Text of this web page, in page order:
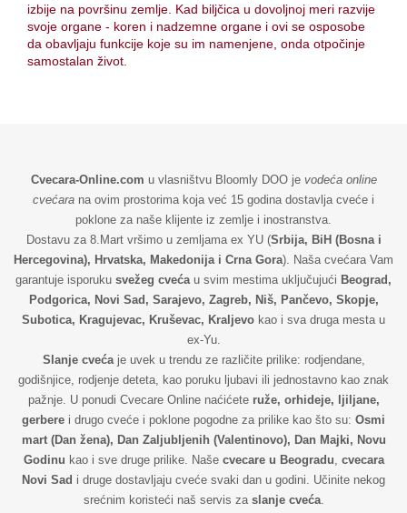
izbije na površinu zemlje. Kad biljčica u dovoljnoj meri razvije
svoje organe - koren i nadzemne organe i ovi se osposobe
da obavljaju funkcije koje su im namenjene, onda otpočinje
samostalan život.
Cvecara-Online.com u vlasništvu Bloomly DOO je vodeća online
cvećara na ovim prostorima koja već 15 godina dostavlja cveće i
poklone za naše klijente iz zemlje i inostranstva.
Dostavu za 8.Mart vršimo u zemljama ex YU (Srbija, BiH (Bosna i
Hercegovina), Hrvatska, Makedonija i Crna Gora). Naša cvećara Vam
garantuje isporuku svežeg cvećau svim mestima uključujući Beograd,
Podgorica, Novi Sad, Sarajevo, Zagreb, Niš, Pančevo, Skopje,
Subotica, Kragujevac, Kruševac, Kraljevo kao i sva druga mesta u
ex-Yu.
Slanje cvećaje uvek u trendu ze različite prilike: rodjendane,
godišnjice, rodjenje deteta, kao poruku ljubavi ili jednostavno kao znak
pažnje. U ponudi Cvecare Online naćićete ruže, orhideje, ljiljane,
gerbere i drugo cveće i poklone pogodne za prilike kao što su: Osmi
mart (Dan žena), Dan Zaljubljenih (Valentinovo), Dan Majki, Novu
Godinu kao i sve druge prilike. Naše cvecare u Beogradu, cvecara
Novi Sad i druge dostavljaju cveće svaki dan u godini. Učinite nekog
srećnim koristeći naš servis za slanje cveća.